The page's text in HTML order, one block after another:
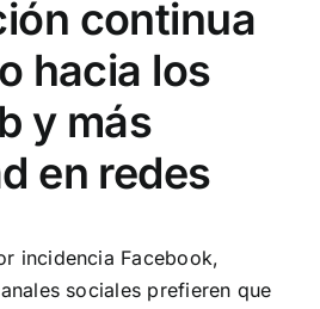
continua
hacia los
y más
en redes
incidencia Facebook,
sociales prefieren que